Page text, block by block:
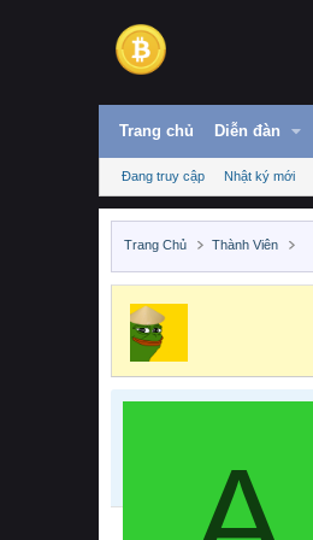
Trang chủ Diễn đàn
Đang truy cập Nhật ký mới
Trang Chủ Thành Viên